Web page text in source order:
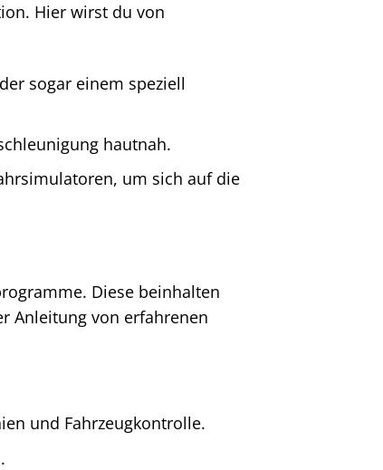
Hier wirst du von
sogar einem speziell
hautnah.
um sich auf die
Diese beinhalten
Anleitung von erfahrenen
und Fahrzeugkontrolle.